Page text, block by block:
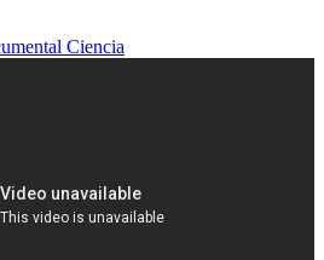
Ciencia